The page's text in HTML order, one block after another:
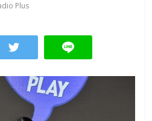
Plus